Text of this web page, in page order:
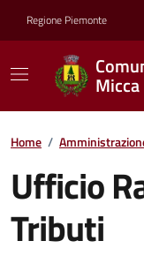
Regione Piemonte
Micca
Home /
Ufficio
Tributi